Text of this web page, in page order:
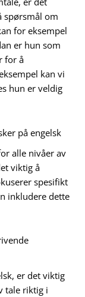
spørsmål om
for eksempel
er hun som
for å
kan vi
hun er veldig
på engelsk
alle nivåer av
viktig å
spesifikt
inkludere dette
er det viktig
tale riktig i